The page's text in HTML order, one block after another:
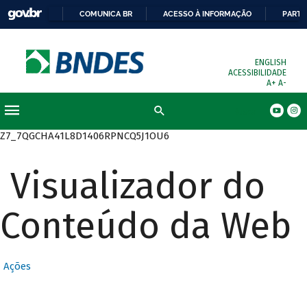
COMUNICA BR ACESSO À INFORMAÇÃO
ENGLISH
ACESSIBILIDADE
A+ A-
Z7_7QGCHA41L8D1406RPNCQ5J1OU6
Visualizador do
Conteúdo da Web
Ações